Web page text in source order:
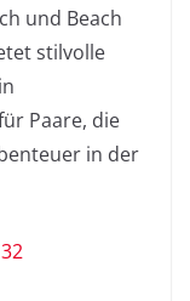
und Beach
stilvolle
Paare, die
in der